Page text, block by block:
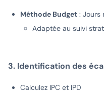
Méthode Budget : Jours
Adaptée au suivi
3. Identification des
Calculez IPC et IPD